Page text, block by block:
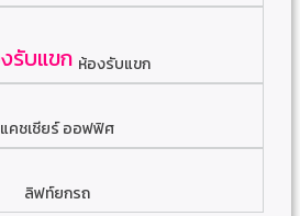
ห้องรับแขก
แคชเชียร์ ออฟฟิศ
ลิฟท์ยกรถ